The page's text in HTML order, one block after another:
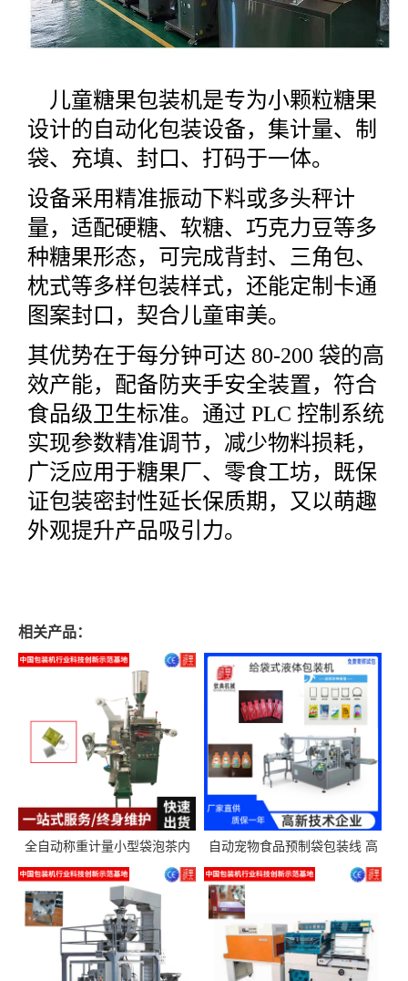
儿童糖果包装机是专为小颗粒糖果
设计的自动化包装设备，集计量、制
袋、充填、封口、打码于一体。
设备采用精准振动下料或多头秤计
量，适配硬糖、软糖、巧克力豆等多
种糖果形态，可完成背封、三角包、
枕式等多样包装样式，还能定制卡通
图案封口，契合儿童审美。
其优势在于每分钟可达 80-200 袋的高
效产能，配备防夹手安全装置，符合
食品级卫生标准。通过 PLC 控制系统
实现参数精准调节，减少物料损耗，
广泛应用于糖果厂、零食工坊，既保
证包装密封性延长保质期，又以萌趣
外观提升产品吸引力。
相关产品：
全自动称重计量小型袋泡茶内
外袋包装机三角包茶叶包装机
自动宠物食品预制袋包装线 高
精度称重分装给袋式包装机